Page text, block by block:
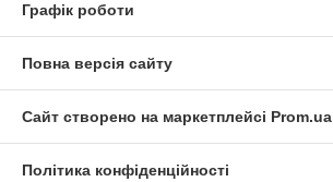
Графік роботи
Повна версія сайту
Сайт створено на маркетплейсі Prom.ua
Політика конфіденційності